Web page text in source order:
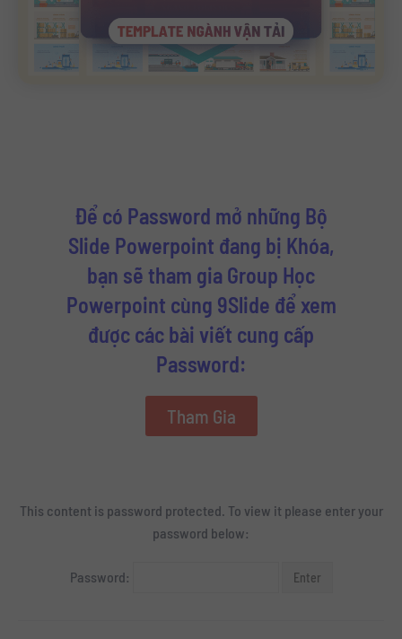
Để có Password mở những Bộ
Slide Powerpoint đang bị Khóa,
bạn sẽ tham gia Group Học
Powerpoint cùng 9Slide để xem
được các bài viết cung cấp
Password:
Tham Gia
This content is password protected. To view it please enter your
password below:
Password: